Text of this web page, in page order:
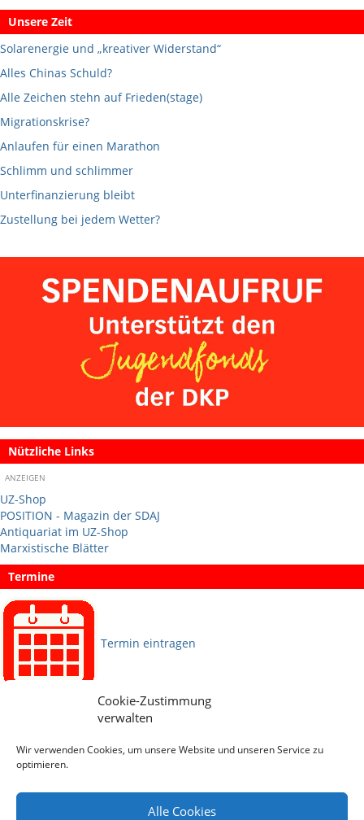
Cookie-Zustimmung
verwalten
Wir verwenden Cookies, um unsere Website und unseren Service zu
optimieren.
Alle Cookies
Unsere Zeit
Solarenergie und „kreativer Widerstand“
Alles Chinas Schuld?
Alle Zeichen stehn auf Frieden(stage)
Migrationskrise?
Anlaufen für einen Marathon
Schlimm und schlimmer
Unterfinanzierung bleibt
Zustellung bei jedem Wetter?
Nützliche Links
ANZEIGEN
UZ-Shop
POSITION - Magazin der SDAJ
Antiquariat im UZ-Shop
Marxistische Blätter
Termine
Termin eintragen
Social Media